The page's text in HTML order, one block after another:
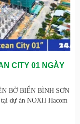
CITY 01 NGÀY
BỜ BIỂN BÌNH SƠN
dự án NOXH Hacom